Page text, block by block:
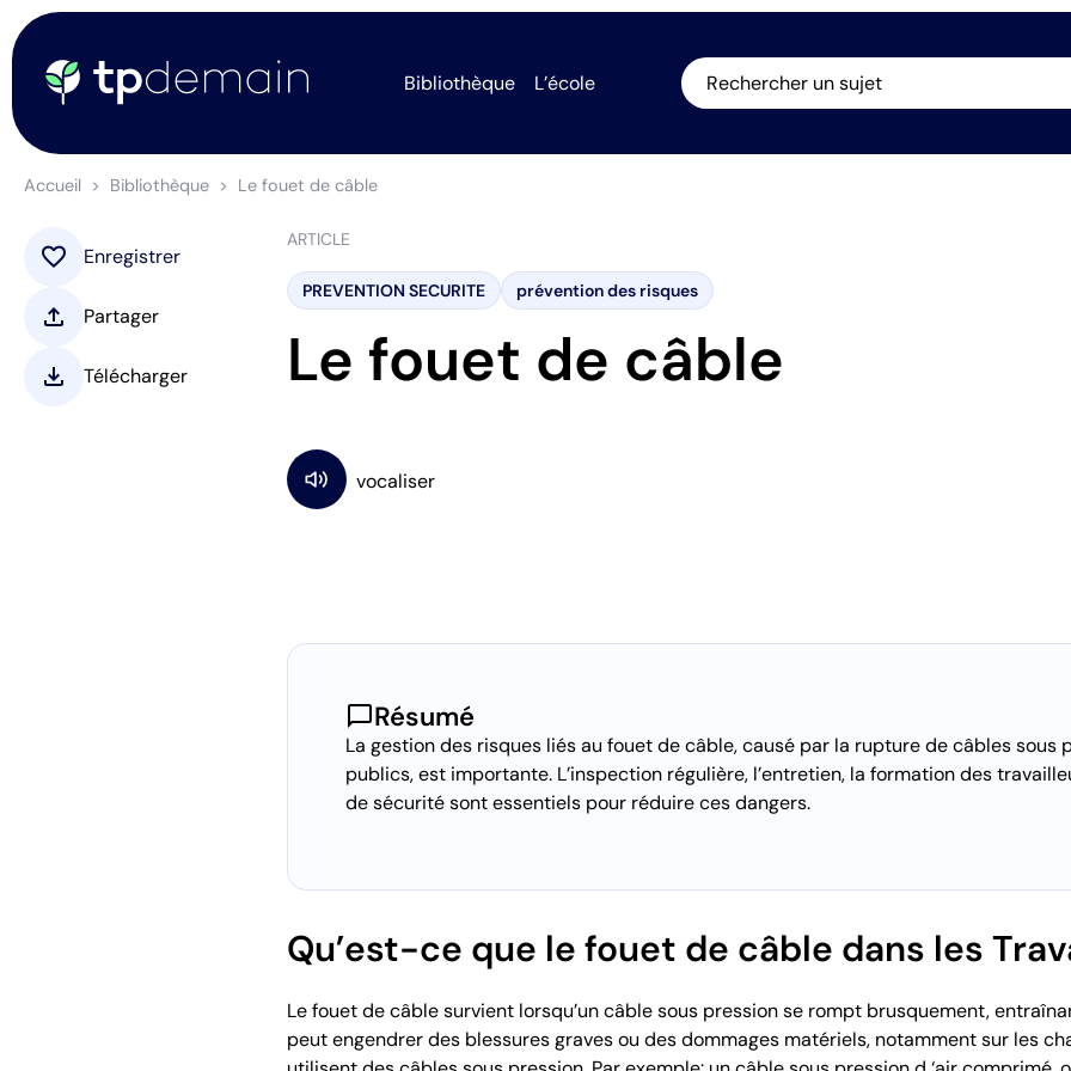
Bibliothèque L’école Rechercher un sujet
Accueil Bibliothèque Le fouet de câble
ARTICLE
PREVENTION SECURITE prévention des risques
Le fouet de câble
chat_bubbleRésumé
La gestion des risques liés au fouet de câble, causé par la rupture de câbles sous
publics, est importante. L’inspection régulière, l’entretien, la formation des
de sécurité sont essentiels pour réduire ces dangers.
Qu’est-ce que le fouet de câble dans les
Le fouet de câble survient lorsqu’un câble sous pression se rompt brusquement,
peut engendrer des blessures graves ou des dommages matériels, notamment sur les
favorite Enregistrer
upload Partager
download Télécharger